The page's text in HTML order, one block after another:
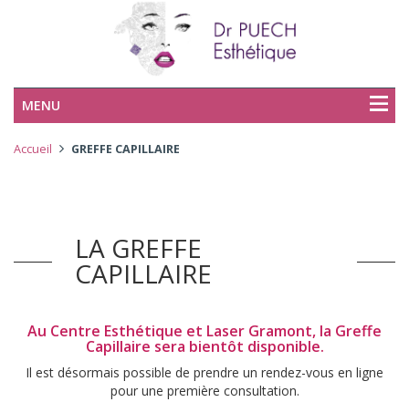
MENU
Accueil GREFFE CAPILLAIRE
LA GREFFE
CAPILLAIRE
Au Centre Esthétique et Laser Gramont, la Greffe
Capillaire sera bientôt disponible.
Il est désormais possible de prendre un rendez-vous en ligne
pour une première consultation.